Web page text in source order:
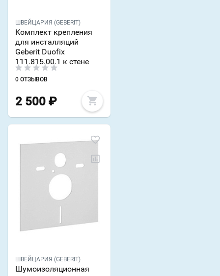
ШВЕЙЦАРИЯ (GEBERIT)
Комплект крепления
для инсталляций
Geberit Duofix
111.815.00.1 к стене
0 ОТЗЫВОВ
2 500 ₽
ШВЕЙЦАРИЯ (GEBERIT)
Шумоизоляционная